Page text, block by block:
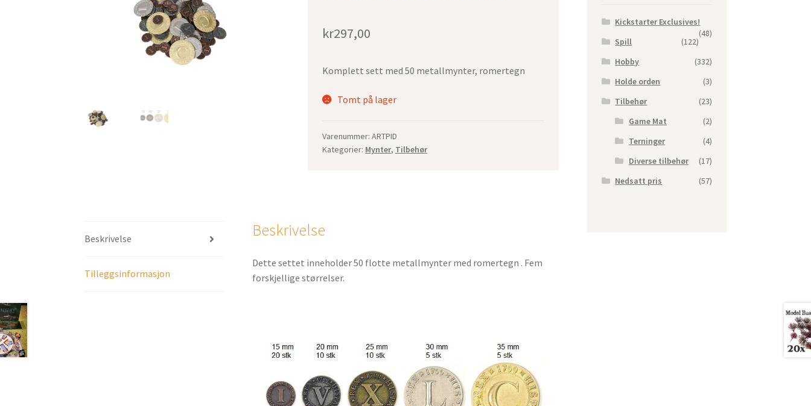
kr297,00
Komplett sett med 50 metallmynter, romertegn
Tomt på lager
Varenummer:ARTPID
Kategorier: Mynter, Tilbehør
Beskrivelse
Tilleggsinformasjon
Beskrivelse
Dette settet inneholder 50 flotte metallmynter med romertegn . Fem
forskjellige størrelser.
Kickstarter Exclusives!
(48)
Spill
(122)
Hobby
(332)
Holde orden
(3)
Tilbehør
(23)
Game Mat
(2)
Terninger
(4)
Diverse tilbehør
(17)
Nedsatt pris
(57)